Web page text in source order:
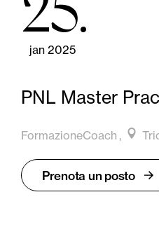
25
jan 2025
PNL Master
FormazioneCoach
Prenota un posto